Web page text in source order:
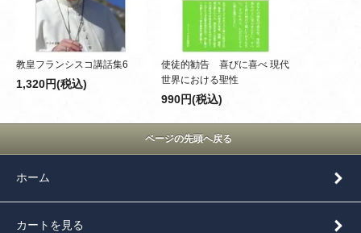
教皇フランシスコ講話集6
1,320円(税込)
使徒的勧告 喜びに喜べ 現代
世界における聖性
990円(税込)
ページの先頭へ戻る
ホーム
カートを見る